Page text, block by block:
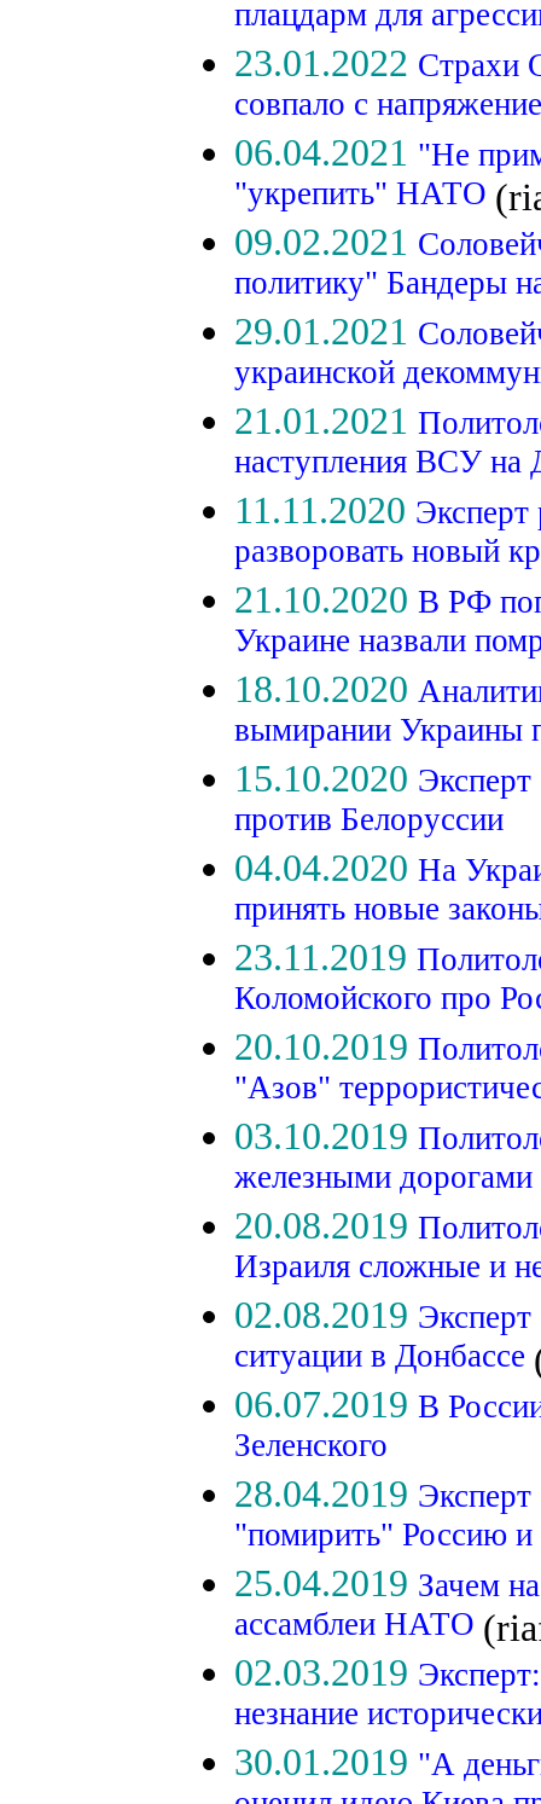
плацдарм для
23.01.2022 Страхи
совпало с
06.04.2021 "Не
"укрепить" НАТО
09.02.2021
политику" Бандеры
29.01.2021
украинской
21.01.2021
наступления ВСУ на
11.11.2020 Эксперт
разворовать новый
21.10.2020 В РФ
Украине назвали
18.10.2020
вымирании Украины
15.10.2020
против Белоруссии
04.04.2020 На
принять новые
23.11.2019
Коломойского про
20.10.2019
"Азов"
03.10.2019
железными дорогами
20.08.2019
Израиля сложные и
02.08.2019 Эксперт
ситуации в Донбассе
06.07.2019 В
Зеленского
28.04.2019
"помирить"
25.04.2019 Зачем
ассамблеи НАТО
02.03.2019
незнание
30.01.2019 "А